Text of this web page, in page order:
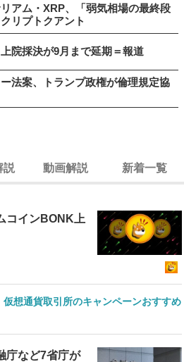
アム・XRP、「弱気相場の最終段
リプトクアント
院採決が9月まで延期＝報道
法案、トランプ政権が倫理規定協
説 動画解説 新着一覧
コインBONK上
仮想通貨取引所のキャンペーンおすすめ
庁など7省庁が